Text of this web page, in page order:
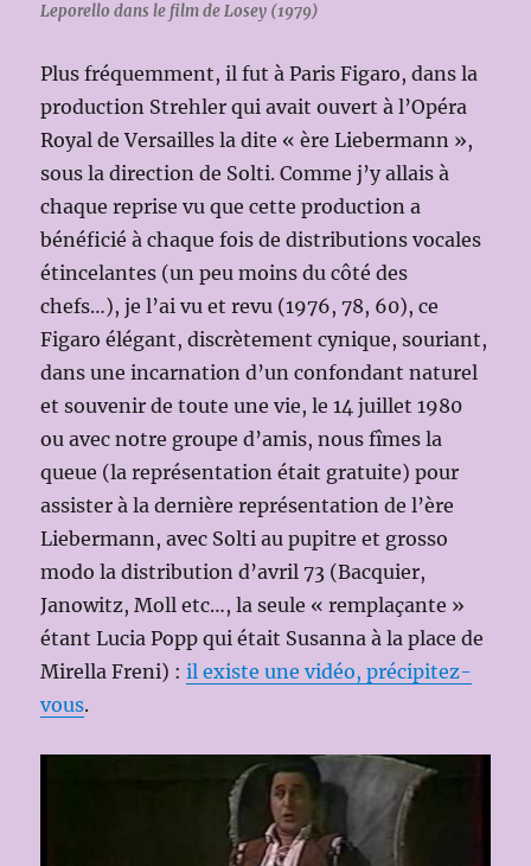
Leporello dans le film de Losey (1979)
Plus fréquemment, il fut à Paris Figaro, dans la
production Strehler qui avait ouvert à l’Opéra
Royal de Versailles la dite « ère Liebermann »,
sous la direction de Solti. Comme j’y allais à
chaque reprise vu que cette production a
bénéficié à chaque fois de distributions vocales
étincelantes (un peu moins du côté des
chefs…), je l’ai vu et revu (1976, 78, 60), ce
Figaro élégant, discrètement cynique, souriant,
dans une incarnation d’un confondant naturel
et souvenir de toute une vie, le 14 juillet 1980
ou avec notre groupe d’amis, nous fîmes la
queue (la représentation était gratuite) pour
assister à la dernière représentation de l’ère
Liebermann, avec Solti au pupitre et grosso
modo la distribution d’avril 73 (Bacquier,
Janowitz, Moll etc…, la seule « remplaçante »
étant Lucia Popp qui était Susanna à la place de
Mirella Freni) :il existe une vidéo, précipitez-
vous.